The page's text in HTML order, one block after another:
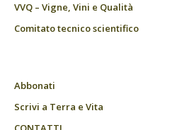
VVQ – Vigne, Vini e Qualità
Comitato tecnico scientifico
Abbonati
Scrivi a Terra e Vita